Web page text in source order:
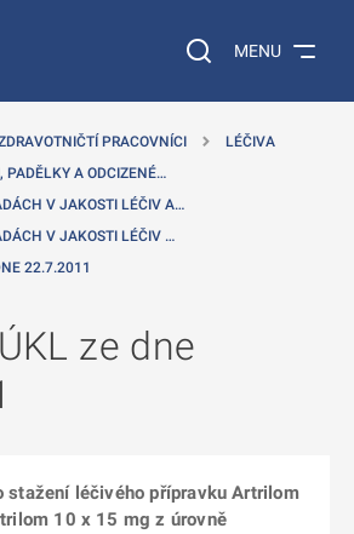
Vyhledávání na
MENU
PRACOVNÍCI
LÉČIVA
PADĚLKY A ODCIZENÉ…
V JAKOSTI LÉČIV A…
V JAKOSTI LÉČIV …
22.7.2011
ze dne
stažení léčivého přípravku Artrilom
10 x 15 mg z úrovně